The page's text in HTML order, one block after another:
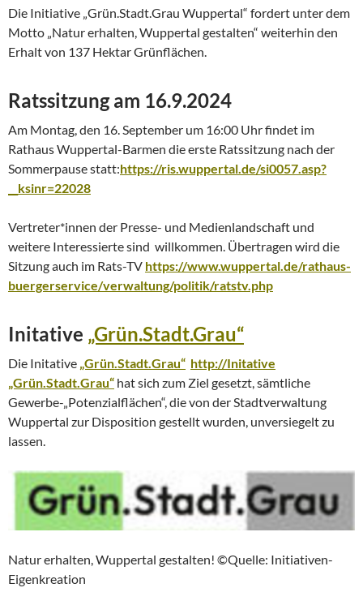
Die Initiative „Grün.Stadt.Grau Wuppertal“ fordert unter dem
Motto „Natur erhalten, Wuppertal gestalten“ weiterhin den
Erhalt von 137 Hektar Grünflächen.
Ratssitzung am 16.9.2024
Am Montag, den 16. September um 16:00 Uhr findet im
Rathaus Wuppertal-Barmen die erste Ratssitzung nach der
Sommerpause statt:https://ris.wuppertal.de/si0057.asp?
__ksinr=22028
Vertreter*innen der Presse- und Medienlandschaft und
weitere Interessierte sind willkommen. Übertragen wird die
Sitzung auch im Rats-TV https://www.wuppertal.de/rathaus-
buergerservice/verwaltung/politik/ratstv.php
Initative „Grün.Stadt.Grau“
Die Initative „Grün.Stadt.Grau“ http://Initative
„Grün.Stadt.Grau“ hat sich zum Ziel gesetzt, sämtliche
Gewerbe-„Potenzialflächen“, die von der Stadtverwaltung
Wuppertal zur Disposition gestellt wurden, unversiegelt zu
lassen.
Natur erhalten, Wuppertal gestalten! ©Quelle: Initiativen-
Eigenkreation